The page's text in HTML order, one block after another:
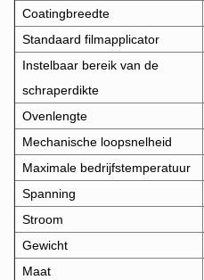
Coatingbreedte
Standaard filmapplicator
Instelbaar bereik van de
schraperdikte
Ovenlengte
Mechanische loopsnelheid
Maximale bedrijfstemperatuur
Spanning
Stroom
Gewicht
Maat